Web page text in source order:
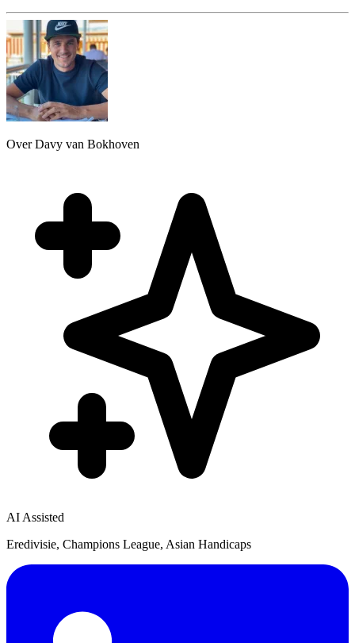
Over Davy van Bokhoven
AI Assisted
Eredivisie, Champions League, Asian Handicaps